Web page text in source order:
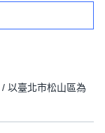
/ 以臺北市松山區為